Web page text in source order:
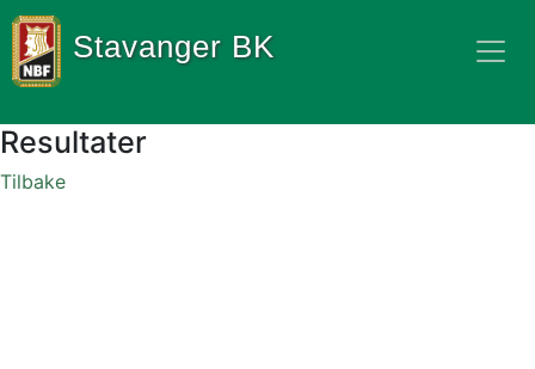
Stavanger BK
Resultater
Tilbake